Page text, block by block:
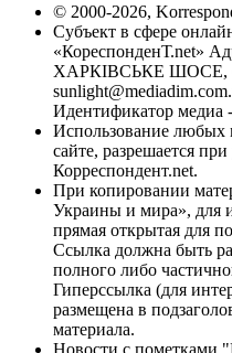
© 2000-2026,
Субъект в сфере
«КореспонденТ.net»
ХАРКІВСЬКЕ ШОСЕ,
Идентификатор медиа
Использование любых
сайте, разрешается
Корреспондент.net.
При копировании
Украины и мира», для
прямая открытая для
Ссылка должна быть
полного либо
Гиперссылка (для
размещена в
материала.
Новости с пометками